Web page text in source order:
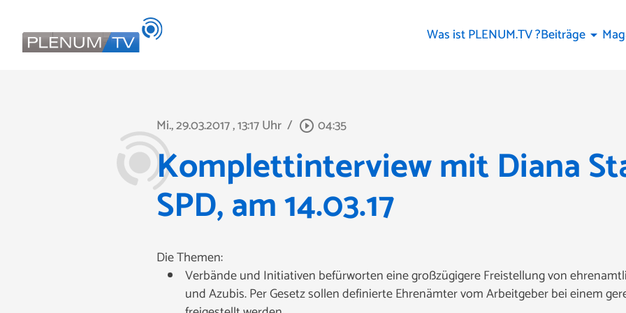
Was ist PLENUM.TV ?Beiträge arrow_drop_down
Mi., 29.03.2017, 13:17 Uhr / play_circle_outline 04:35
Komplettinterview mit Diana
SPD, am 14.03.17
Die Themen:
Verbände und Initiativen befürworten eine großzügigere Freistellung von
und Azubis. Per Gesetz sollen definierte Ehrenämter vom Arbeitgeber bei einem